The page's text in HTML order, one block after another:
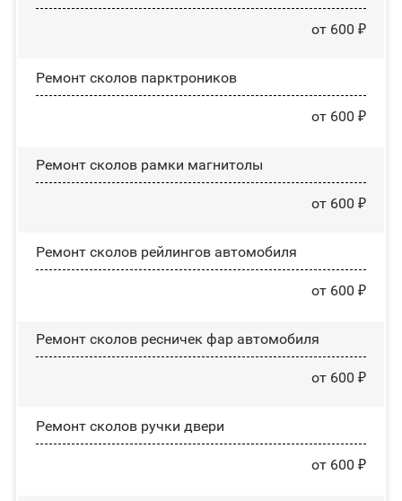
от 600 ₽
Ремонт сколов парктроников
от 600 ₽
Ремонт сколов рамки магнитолы
от 600 ₽
Ремонт сколов рейлингов автомобиля
от 600 ₽
Ремонт сколов ресничек фар автомобиля
от 600 ₽
Ремонт сколов ручки двери
от 600 ₽